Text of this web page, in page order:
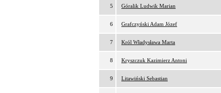
5 Góralik Ludwik Marian
6 Grafczyński Adam Józef
7 Król Władysława Marta
8 Kryszczuk Kazimierz Antoni
9 Litawiński Sebastian